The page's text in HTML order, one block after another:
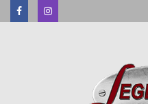
FacebookInstagram